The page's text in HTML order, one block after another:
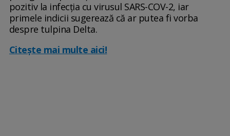
pozitiv la infecția cu virusul SARS-COV-2, iar
primele indicii sugerează că ar putea fi vorba
despre tulpina Delta.
Citește mai multe aici!